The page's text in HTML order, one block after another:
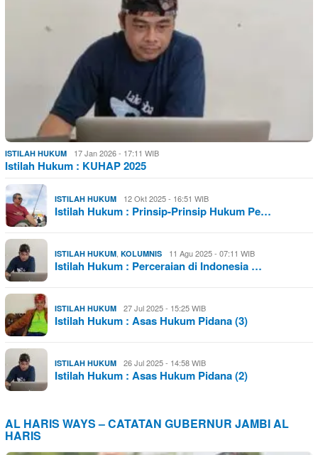
ISTILAH HUKUM 17 Jan 2026 - 17:11 WIB
Istilah Hukum : KUHAP 2025
ISTILAH HUKUM 12 Okt 2025 - 16:51 WIB
Istilah Hukum : Prinsip-Prinsip Hukum Pe…
ISTILAH HUKUM KOLUMNIS 11 Agu 2025 - 07:11 WIB
Istilah Hukum : Perceraian di Indonesia …
ISTILAH HUKUM 27 Jul 2025 - 15:25 WIB
Istilah Hukum : Asas Hukum Pidana (3)
ISTILAH HUKUM 26 Jul 2025 - 14:58 WIB
Istilah Hukum : Asas Hukum Pidana (2)
AL HARIS WAYS – CATATAN GUBERNUR JAMBI AL
HARIS